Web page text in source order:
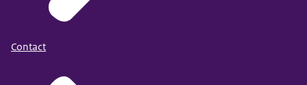
Contact